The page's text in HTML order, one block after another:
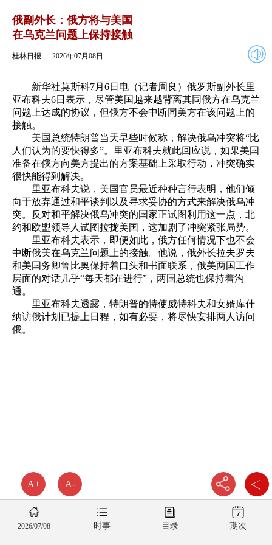
A+ A-
2026年07月08日
俄副外长：俄方将与美国
在乌克兰问题上保持接触
桂林日报 2026年07月08日
新华社莫斯科7月6日电（记者周良）俄罗斯副外长里
亚布科夫6日表示，尽管美国越来越背离其同俄方在乌克兰
问题上达成的协议，但俄方不会中断同美方在该问题上的
接触。
美国总统特朗普当天早些时候称，解决俄乌冲突将“比
人们认为的要快得多”。里亚布科夫就此回应说，如果美国
准备在俄方向美方提出的方案基础上采取行动，冲突确实
很快能得到解决。
里亚布科夫说，美国官员最近种种言行表明，他们倾
向于放弃通过和平谈判以及寻求妥协的方式来解决俄乌冲
突。反对和平解决俄乌冲突的国家正试图利用这一点，北
约和欧盟领导人试图拉拢美国，这加剧了冲突紧张局势。
里亚布科夫表示，即便如此，俄方任何情况下也不会
中断俄美在乌克兰问题上的接触。他说，俄外长拉夫罗夫
和美国务卿鲁比奥保持着口头和书面联系，俄美两国工作
层面的对话几乎“每天都在进行”，两国总统也保持着沟
通。
里亚布科夫透露，特朗普的特使威特科夫和女婿库什
纳访俄计划已提上日程，如有必要，将尽快安排两人访问
俄。
2026/07/08 时事 目录 期次